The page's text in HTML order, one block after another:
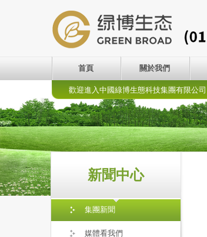
首頁 關於我們
歡迎進入中國綠博生態科技集團有限公司
新聞中心
集團新聞
媒體看我們